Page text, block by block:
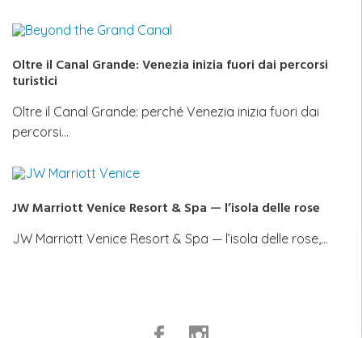
Oltre il Canal Grande: Venezia inizia fuori dai percorsi
turistici
Oltre il Canal Grande: perché Venezia inizia fuori dai
percorsi…
JW Marriott Venice Resort & Spa — l’isola delle rose
JW Marriott Venice Resort & Spa — l’isola delle rose,…